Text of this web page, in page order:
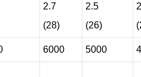
2.7
(28)
2.5
(26)
6000 5000